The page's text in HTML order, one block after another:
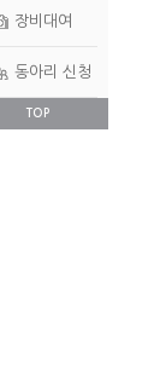
장비대여
동아리 신청
TOP